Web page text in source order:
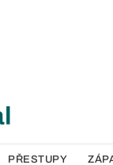
PŘESTUPY